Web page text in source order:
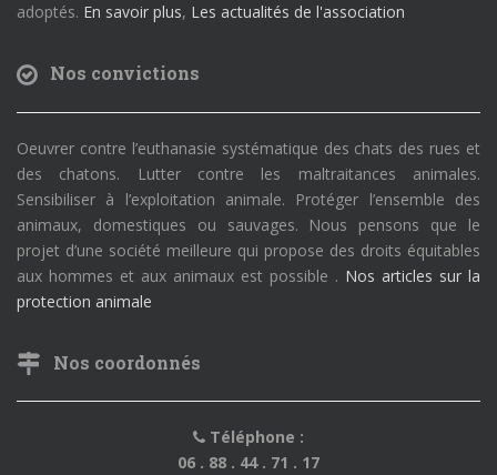
adoptés. En savoir plus, Les actualités de l'association
Nos convictions
Oeuvrer contre l’euthanasie systématique des chats des rues et
des chatons. Lutter contre les maltraitances animales.
Sensibiliser à l’exploitation animale. Protéger l’ensemble des
animaux, domestiques ou sauvages. Nous pensons que le
projet d’une société meilleure qui propose des droits équitables
aux hommes et aux animaux est possible . Nos articles sur la
protection animale
Nos coordonnés
Téléphone :
06 . 88 . 44 . 71 . 17